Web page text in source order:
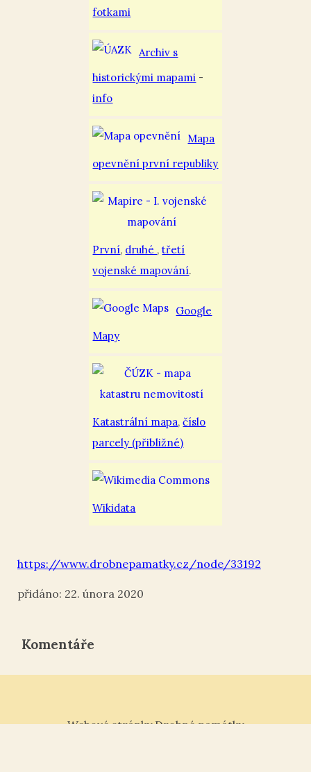
fotkami
Archiv s
historickými mapami -
info
Mapa
opevnění první republiky
První, druhé ,třetí
vojenské mapování.
Google
Mapy
Katastrální mapa,číslo
parcely (přibližné)
Wikidata
https://www.drobnepamatky.cz/node/33192
22. února 2020
Komentáře
Webové stránky Drobné památky